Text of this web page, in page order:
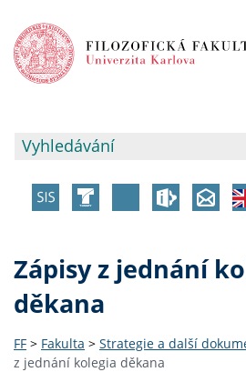
Zápisy z jednání
děkana
FF > Fakulta > Strategie a další
z jednání kolegia děkana